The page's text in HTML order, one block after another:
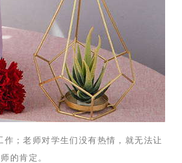
；老师对学生们没有热情，就无法让
的肯定。